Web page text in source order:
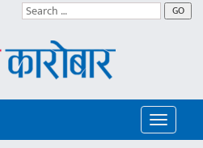
GO
Toggle